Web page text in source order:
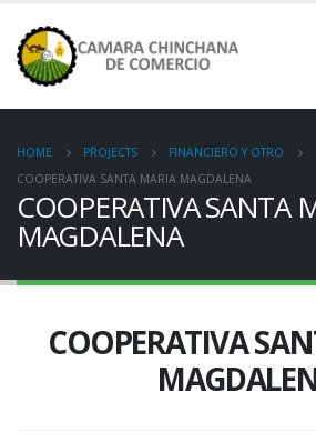
HOME PROJECTS
FINANCIERO Y OTRO
COOPERATIVA SANTA MARIA MAGDALENA
COOPERATIVA SANTA
MAGDALENA
COOPERATIVA